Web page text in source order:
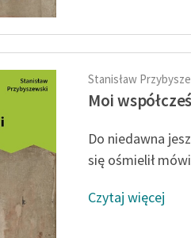
Stanisław
Moi
Do niedawna
się ośmielił
Czytaj więcej